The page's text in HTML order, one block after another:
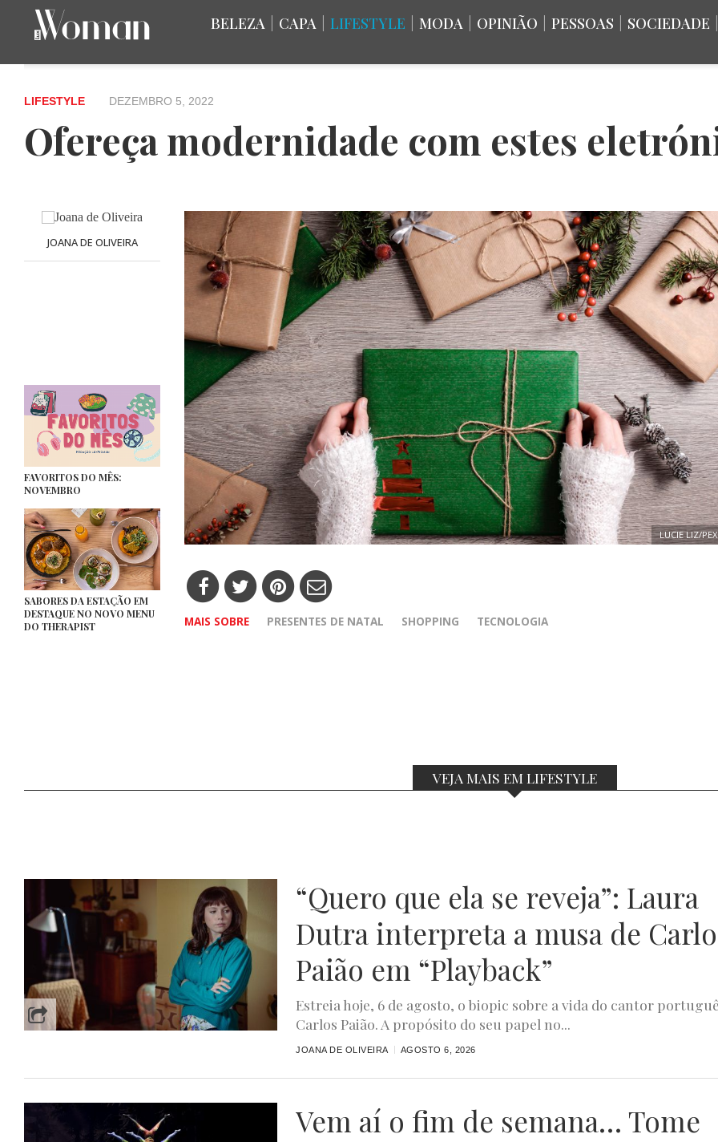
BELEZA CAPA LIFESTYLE MODA OPINIÃO PESSOAS SOCIEDADE
LIFESTYLE DEZEMBRO 5, 2022
Ofereça modernidade com estes
JOANA DE OLIVEIRA
FAVORITOS DO MÊS:
NOVEMBRO
SABORES DA ESTAÇÃO EM
DESTAQUE NO NOVO MENU
DO THERAPIST
LUCIE LIZ/
MAIS SOBRE PRESENTES DE NATAL SHOPPING TECNOLOGIA
VEJA MAIS EM LIFESTYLE
“Quero que ela se reveja”: Laura
Dutra interpreta a musa de
Paião em “Playback”
Estreia hoje, 6 de agosto, o biopic sobre a vida do cantor
Carlos Paião. A propósito do seu papel no...
JOANA DE OLIVEIRA AGOSTO 6, 2026
Vem aí o fim de semana… Tome